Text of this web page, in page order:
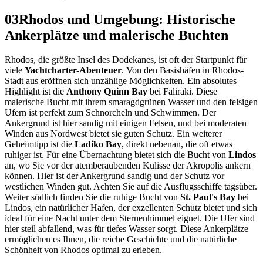
03Rhodos und Umgebung: Historische
Ankerplätze und malerische Buchten
Rhodos, die größte Insel des Dodekanes, ist oft der Startpunkt für
viele Yachtcharter-Abenteuer. Von den Basishäfen in Rhodos-
Stadt aus eröffnen sich unzählige Möglichkeiten. Ein absolutes
Highlight ist die Anthony Quinn Bay bei Faliraki. Diese
malerische Bucht mit ihrem smaragdgrünen Wasser und den felsigen
Ufern ist perfekt zum Schnorcheln und Schwimmen. Der
Ankergrund ist hier sandig mit einigen Felsen, und bei moderaten
Winden aus Nordwest bietet sie guten Schutz. Ein weiterer
Geheimtipp ist die Ladiko Bay, direkt nebenan, die oft etwas
ruhiger ist. Für eine Übernachtung bietet sich die Bucht von Lindos
an, wo Sie vor der atemberaubenden Kulisse der Akropolis ankern
können. Hier ist der Ankergrund sandig und der Schutz vor
westlichen Winden gut. Achten Sie auf die Ausflugsschiffe tagsüber.
Weiter südlich finden Sie die ruhige Bucht von St. Paul's Bay bei
Lindos, ein natürlicher Hafen, der exzellenten Schutz bietet und sich
ideal für eine Nacht unter dem Sternenhimmel eignet. Die Ufer sind
hier steil abfallend, was für tiefes Wasser sorgt. Diese Ankerplätze
ermöglichen es Ihnen, die reiche Geschichte und die natürliche
Schönheit von Rhodos optimal zu erleben.